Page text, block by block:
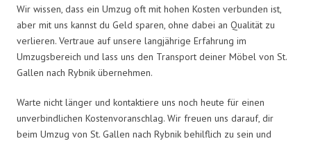
Wir wissen, dass ein Umzug oft mit hohen Kosten verbunden ist,
aber mit uns kannst du Geld sparen, ohne dabei an Qualität zu
verlieren. Vertraue auf unsere langjährige Erfahrung im
Umzugsbereich und lass uns den Transport deiner Möbel von St.
Gallen nach Rybnik übernehmen.
Warte nicht länger und kontaktiere uns noch heute für einen
unverbindlichen Kostenvoranschlag. Wir freuen uns darauf, dir
beim Umzug von St. Gallen nach Rybnik behilflich zu sein und